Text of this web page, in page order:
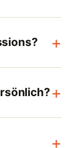
+
+
+